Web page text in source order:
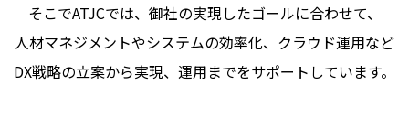
そこでATJCでは、御社の実現したゴールに合わせて、
人材マネジメントやシステムの効率化、 クラウド運用など
DX戦略の立案から実現、運用までをサポートしています。